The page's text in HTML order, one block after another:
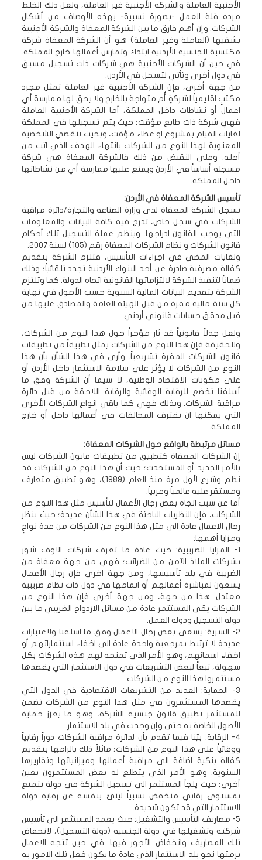
الأجنبية العاملة والشركة الأجنبية غير العاملة، ولعل ذلك الخلط
مرده قلة العمل -بصورة نسبية- بهذه الأوصاف من أشكال
الشركات. وإن أهم فارق ما بين الشركة المعفاة والشركة الأجنبية
بشقيها (العاملة وغير العاملة) هو أن الشركة المعفاة شركة
مكتسبة للجنسية الأردنية ابتداءً وتمارس أعمالها خارج المملكة.
في حين أن الشركات الأجنبية هي شركات ذات تسجيل مسبق
في دول أخرى وتأتي لتسجل في الأردن.
من جهة أخرى، فإن الشركة الأجنبية غير العاملة تمثل مجرد
مكتبٍ اقليمياً لشركةٍ أُم متواجة بالخارج ولا يحق لها ممارسة أي
اعمال أو نشاطات داخل المملكة، أما الشركة الأجنبية العاملة
فهي شركة ذات طابع مؤقت؛ حيث يتم تسجيلها في المملكة
لغايات القيام بمشروع او عطاء مؤقت، وبحيث تنقضي الشخصية
المعنوية لهذا النوع من الشركات بانتهاء الهدف الذي اتت من
أجله. وعلى النقيض من ذلك فالشركة المعفاة هي شركة
مسجلة أساساً في الأردن ويمنع عليها ممارسة أي من نشاطاتها
داخل المملكة.
تأسيس الشركة المعفاة في الأردن:
تسجل الشركة المعفاة لدى وزارة الصناعة والتجارة/دائرة مراقبة
الشركات في سجل خاص، تدرج فيه كافة البيانات والمعلومات
التي يوجب القانون ادراجها. وينظم عملة التسجيل تلك أحكام
قانون الشركات و نظام الشركات المعفاة رقم (105) لسنة 2007.
ولغايات المضي في اجراءات التأسيس، فتلزم الشركة بتقديم
كفالة مصرفية صادرة عن أحد البنوك الأردنية تجدد تلقائياً؛ وذلك
ضماناً لتنفيذ الشركة لالتزاماتها القانونية اتجاه الدولة. كما وتلتزم
الشركة بتقديم البيانات المالية السنوية حسب الأصول في نهاية
كل سنة مالية مقرة من قبل الهيئة العامة والمصادق عليها من
قبل مدقق حسابات قانوني أردني.
ولعل جدلاً قانونياً قد ثار مؤخراً حول هذا النوع من الشركات،
وللحقيقة فإن هذا النوع من الشركات يمثل تطبيقاً من تطبيقات
قانون الشركات المقرة تشريعياً. وأرى في هذا الشأن بأن هذا
النوع من الشركات لا يؤثر على سلامة الاستثمار داخل الأردن أو
على مكونات الاقتصاد الوطنية، لا سيما أن الشركة وفق ما
أسلفنا تخضع للرقابة الوقائية والرقابة اللاحقة من قبل دائرة
مراقبة الشركات. وبذلك فهي كما باقي انواع الشركات الأخرى
التي يمكنها ان تقترف المخالفات في أعمالها داخل أو خارج
المملكة.
مسائل مرتبطة بالواقع حول الشركات المعفاة:
إن الشركات المعفاة كتطبيق من تطبيقات قانون الشركات ليس
بالأمر الجديد أو المستحدث؛ حيث أن هذا النوع من الشركات قد
نظم وشرع لأول مرة منذ العام (1989)، وهو تطبيق متعارف
ومستقر عليه عالمياً وعربياً.
أما عن سبب اتجاه بعض رجال الأعمال لتأسيس مثل هذا النوع من
الشركات، فإن النظريات الباحثة في هذا الشأن عديدة؛ حيث ينظر
رجال الاعمال عادة الى مثل هذا النوع من الشركات من عدة نواحٍ
ومزايا أهمها:
1- المزايا الضريبية: حيث عادة ما تعرف شركات الاوف شور
بشركات الملاذ الآمن من الضرائب؛ فهي من جهة معفاة من
الضريبة في بلد تأسيسها، ومن جهة اخرى فإن رجال الأعمال
يسعون لمباشرة أعمالهم أو اتمامها في دول ذات نظام ضريبية
معتدل. هذا من جهة، ومن جهة أخرى فإن هذا النوع من
الشركات يقي المستثمر عادة من مسائل الازدواج الضريبي ما بين
دولة التسجيل ودولة العمل.
2- السرية: يسعى بعض رجال الاعمال وفق ما اسلفنا ولاعتبارات
عديدة لا ترتبط بمرجعية واحدة عادة الى اخفاء استثماراتهم أو
اخفاء اسمائهم، وهو الأمر الذي تمنحه لهم هذه الشركات بكل
سهولة، تبعاً لبعض التشريعات في دول الاستثمار التي يقصدها
مستثمروا هذا النوع من الشركات.
3- الحماية: العديد من التشريعات الاقتصادية في الدول التي
يقصدها المستثمرون في مثل هذا النوع من الشركات تضمن
للمستثمر تطبيق قانون جنسيه الشركة، وهو ما يعزز حماية
الأصول الخاصة به حتى وإن وجدت في بلد الاستثمار.
4- الرقابة: بيّنا فيما تقدم بأن لدائرة مراقبة الشركات دوراً رقابياً
ووقائياً على هذا النوع من الشركات؛ ماثلاً ذلك بالزامها بتقديم
كفالة بنكية اضافة الى مراقبة أعمالها وميزانياتها وتقاريرها
السنوية. وهو الأمر الذي يتطلع له بعض المستثمرون بعين
أخرى؛ حيث يلجأ المستثمر الى تسجيل الشركة في دولة تتمتع
بمستوى رقابي منخفض نسبياً لينئ بنفسه عن رقابة دولة
الاستثمار التي قد تكون شديدة.
5- مصاريف التأسيس والتشغيل: حيث يعمد المستثمر الى تأسيس
شركته وتشغيلها في دولة الجنسية (دولة التسجيل)، لانخفاض
تلك المصاريف وانخفاض الأجور فيها. في حين تتجه الاعمال
برمتها نحو بلد الاستثمار الذي عادة ما يكون فعل تلك الامور به